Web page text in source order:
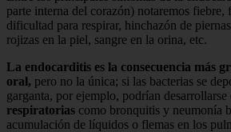
parte interna del corazón) notaremos fiebre,
dificultad para respirar, hinchazón de
rojizas en la piel, sangre en la orina, etc.
La endocarditis es la consecuencia más
oral, pero no la única; si las bacterias se
garganta, por ejemplo, podrían desarrollarse
respiratorias como bronquitis y neumonía
acumulación de líquidos o flemas en los